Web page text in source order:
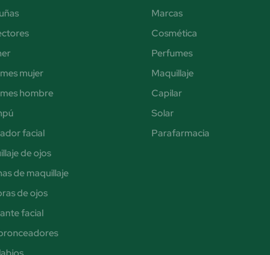
mujer
hombre
facial
de ojos
de maquillaje
de ojos
facial
Marcas
Cosmética
Perfumes
Maquillaje
Capilar
Solar
Parafarmacia